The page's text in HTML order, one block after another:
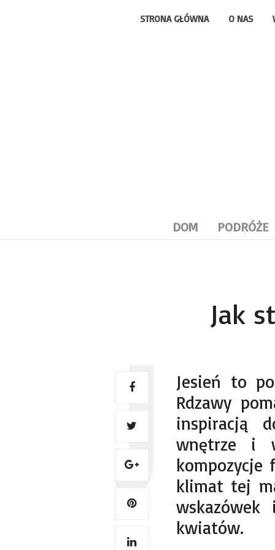
STRONA GŁÓWNA O NAS
DOM PODRÓŻE
Jak
Jesień to
Rdzawy
inspiracją
wnętrze i
kompozycje
klimat tej
kwiatów.